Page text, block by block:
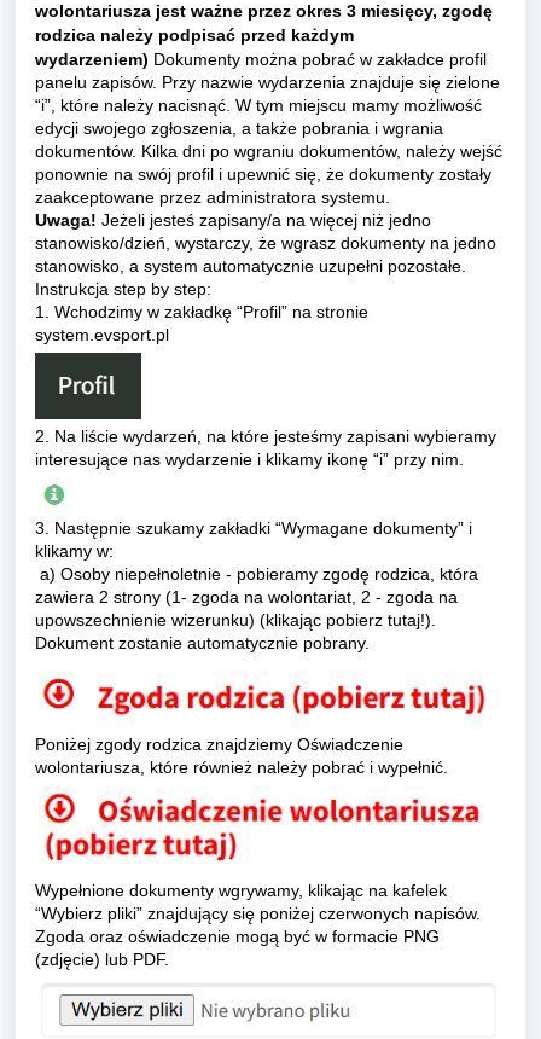
wolontariusza jest ważne przez okres 3 miesięcy, zgodę
rodzica należy podpisać przed każdym
wydarzeniem) Dokumenty można pobrać w zakładce profil
panelu zapisów. Przy nazwie wydarzenia znajduje się zielone
“i”, które należy nacisnąć. W tym miejscu mamy możliwość
edycji swojego zgłoszenia, a także pobrania i wgrania
dokumentów. Kilka dni po wgraniu dokumentów, należy wejść
ponownie na swój profil i upewnić się, że dokumenty zostały
zaakceptowane przez administratora systemu.
Uwaga! Jeżeli jesteś zapisany/a na więcej niż jedno
stanowisko/dzień, wystarczy, że wgrasz dokumenty na jedno
stanowisko, a system automatycznie uzupełni pozostałe.
Instrukcja step by step:
1. Wchodzimy w zakładkę “Profil” na stronie
system.evsport.pl
2. Na liście wydarzeń, na które jesteśmy zapisani wybieramy
interesujące nas wydarzenie i klikamy ikonę “i” przy nim.
3. Następnie szukamy zakładki “Wymagane dokumenty” i
klikamy w:
a) Osoby niepełnoletnie - pobieramy zgodę rodzica, która
zawiera 2 strony (1- zgoda na wolontariat, 2 - zgoda na
upowszechnienie wizerunku) (klikając pobierz tutaj!).
Dokument zostanie automatycznie pobrany.
Poniżej zgody rodzica znajdziemy Oświadczenie
wolontariusza, które również należy pobrać i wypełnić.
Wypełnione dokumenty wgrywamy, klikając na kafelek
“Wybierz pliki” znajdujący się poniżej czerwonych napisów.
Zgoda oraz oświadczenie mogą być w formacie PNG
(zdjęcie) lub PDF.